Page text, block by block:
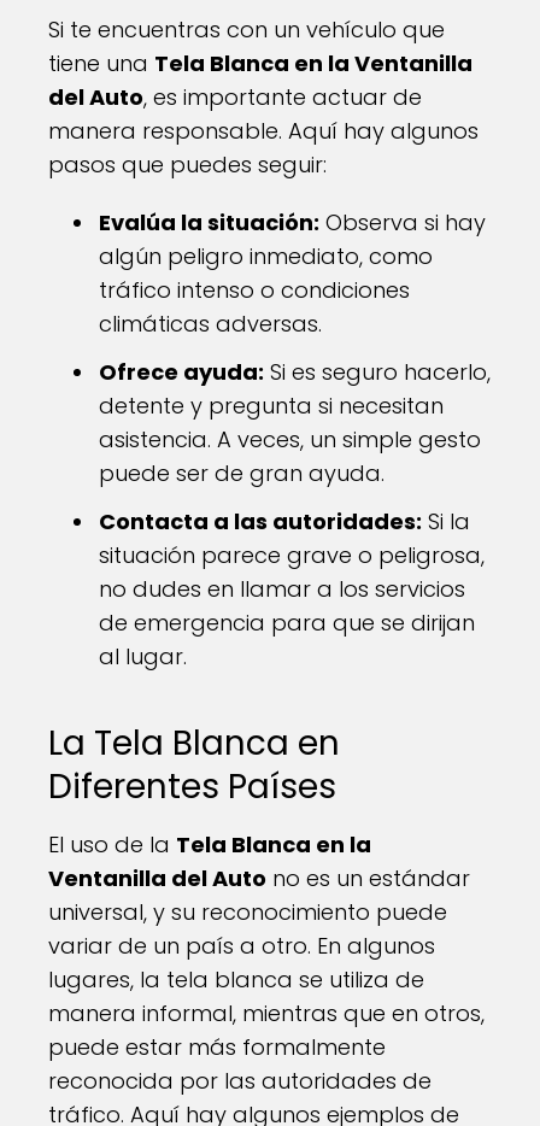
Si te encuentras con un vehículo que
tiene una Tela Blanca en la Ventanilla
del Auto, es importante actuar de
manera responsable. Aquí hay algunos
pasos que puedes seguir:
Evalúa la situación: Observa si hay
algún peligro inmediato, como
tráfico intenso o condiciones
climáticas adversas.
Ofrece ayuda: Si es seguro hacerlo,
detente y pregunta si necesitan
asistencia. A veces, un simple gesto
puede ser de gran ayuda.
Contacta a las autoridades: Si la
situación parece grave o peligrosa,
no dudes en llamar a los servicios
de emergencia para que se dirijan
al lugar.
La Tela Blanca en
Diferentes Países
El uso de la Tela Blanca en la
Ventanilla del Auto no es un estándar
universal, y su reconocimiento puede
variar de un país a otro. En algunos
lugares, la tela blanca se utiliza de
manera informal, mientras que en otros,
puede estar más formalmente
reconocida por las autoridades de
tráfico. Aquí hay algunos ejemplos de